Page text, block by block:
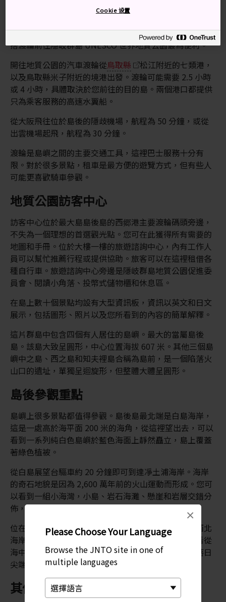
Please Choose Your Language
Browse the JNTO site in one of
multiple languages
×
搭渡輪前往隱岐群島 UNESCO 世界地質公園最為便利。
開往地質公園的汽車渡輪從鳥取縣
松江附近的七類港，
以及鳥取縣米子附近的境港出發。渡輪可能需要 2.5 小時
或 4 小時，具體取決於您前往的目的島。兩個港口都提供
只為乘客服務的高速水翼船。
從大阪飛往位於島後的隱歧機場，航程為 50 分鐘，或從
出雲機場起飛，航程為 30 分鐘。
渡輪是島嶼之間的主要交通工具，這裡巴士服務十分有
限。對於很多景點，租車是最方便的遊覽方式，但有些人
可能更喜歡騎車參觀。
地質公園訪客中心
訪客中心位於最大島島後島的西郷港主要渡輪碼頭旁邊，
不失為一個理想的首選觀光點。您可在此獲得所有需要的
地圖和手冊。位於大樓一樓的旅遊諮詢中心，內有工作人
員可以幫忙推薦行程或提供協助。旅客可以在這裡租借各
種自行車。旅遊諮詢中心旁邊是隱岐群島地質公園促進委
員會、閱讀小角落、投幣式儲物櫃和休息區。
在島上數十個景點均設有大型資訊板，資訊以英文和日文
展示，包括圖形、照片以及您所看到的內容的簡單解釋。
這片群島中包含四個有人居住的島嶼。最大的當屬島後
島。該島大致呈圓形，中心位置海拔 607 米。其他三個島
嶼中之島、西之島和知夫裡島合稱為島前，是一個陷落火
山口的遺址，單獨呈迴旋形，但整體大體呈圓形。
島後參觀重點
島嶼上很多景點都值得參觀。島後島最北端是白島海岸，
這是一處高於海平面 200 米的海角，從這裡望出去，可以
看到一系列純白色島嶼於藍色海面上靜然矗立，島上覆蓋
著綠色植被。
從白島展望台驅車約 20 分鐘即可到達凈土浦海岸。海岸
的奇石地貌是因為 2,600 萬年前的火山運動而形成。您可
以看到一組小海灣，小島、岩石海灘、懸崖和岩層交錯分
佈，風景十分迷人。
位在西北海岸的是蠟燭島，是島後島的象徵標誌。在西北
海岸是杜高島的標誌燭石。你可以從尾白鼻的角度觀看從
海中升起的岩石尖塔，除非乘坐日落遊船，才能看到落日
尖端使它看起來像點燃蠟燭的壯麗景色。
其他島嶼的參觀重點
Cookie 设置